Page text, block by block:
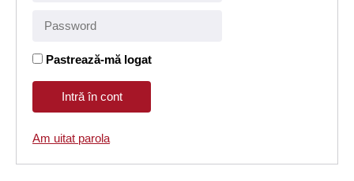
Pastrează-mă logat
Am uitat parola